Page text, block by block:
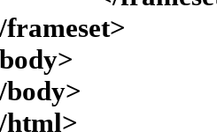
frameset>
body>
html>